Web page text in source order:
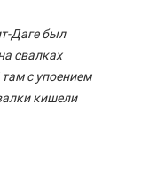
Даге был
свалках
с упоением
кишели